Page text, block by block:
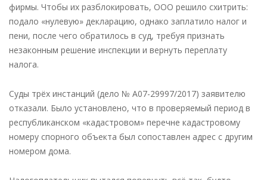
фирмы. Чтобы их разблокировать, ООО решило схитрить:
подало «нулевую» декларацию, однако заплатило налог и
пени, после чего обратилось в суд, требуя признать
незаконным решение инспекции и вернуть переплату
налога.
Суды трёх инстанций (дело № А07-29997/2017) заявителю
отказали. Было установлено, что в проверяемый период в
республиканском «кадастровом» перечне кадастровому
номеру спорного объекта был сопоставлен адрес с другим
номером дома.